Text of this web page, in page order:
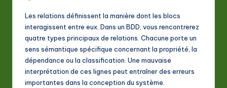
Les relations définissent la manière dont les blocs
interagissent entre eux. Dans un BDD, vous rencontrerez
quatre types principaux de relations. Chacune porte un
sens sémantique spécifique concernant la propriété, la
dépendance ou la classification. Une mauvaise
interprétation de ces lignes peut entraîner des erreurs
importantes dans la conception du système.